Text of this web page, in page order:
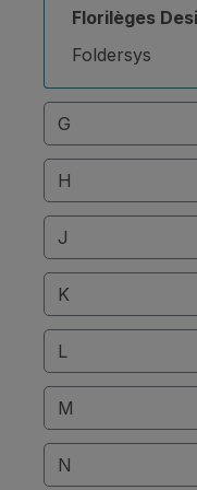
Florilèges
Foldersys
G
H
J
K
L
M
N